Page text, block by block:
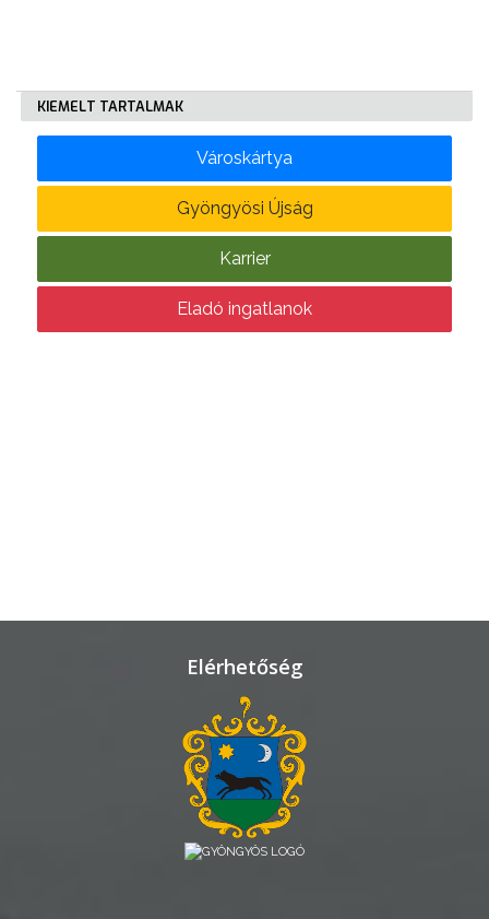
VÁROSHÁZA
AZ
AZ
NYOMTATVÁNYOK
KIEMELT TARTALMAK
Városkártya
Gyöngyösi Újság
Karrier
Eladó ingatlanok
Elérhetőség